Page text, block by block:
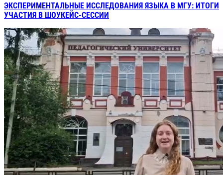
ЭКСПЕРИМЕНТАЛЬНЫЕ ИССЛЕДОВАНИЯ ЯЗЫКА В МГУ: ИТОГИ
УЧАСТИЯ В ШОУКЕЙС-СЕССИИ